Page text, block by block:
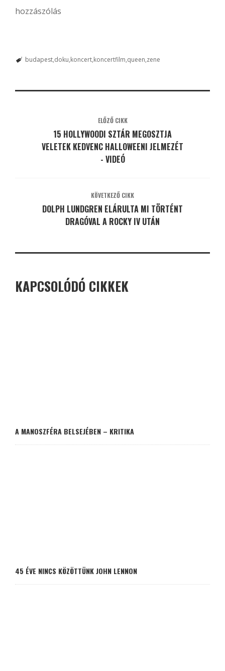
hozzászólás
budapest doku koncert koncertfilm queen zene
ELŐZŐ CIKK
15 HOLLYWOODI SZTÁR MEGOSZTJA
VELETEK KEDVENC HALLOWEENI JELMEZÉT
- VIDEÓ
KÖVETKEZŐ CIKK
DOLPH LUNDGREN ELÁRULTA MI TÖRTÉNT
DRAGÓVAL A ROCKY IV UTÁN
KAPCSOLÓDÓ CIKKEK
A MANOSZFÉRA BELSEJÉBEN – KRITIKA
45 ÉVE NINCS KÖZÖTTÜNK JOHN LENNON